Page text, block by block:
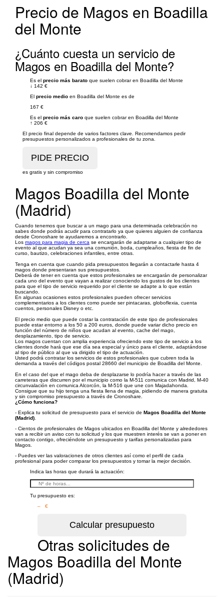
Precio de Magos en Boadilla
del Monte
¿Cuánto cuesta un servicio de
Magos en Boadilla del Monte?
Es el precio más barato que suelen cobrar en Boadilla del Monte
↓ 142 €
El precio medio en Boadilla del Monte es de
167 €
Es el precio más caro que suelen cobrar en Boadilla del Monte
↑ 206 €
El precio final depende de varios factores clave. Recomendamos pedir
presupuestos personalizados a profesionales de tu zona.
es gratis y sin compromiso
Magos Boadilla del Monte
(Madrid)
Cuando tenemos que buscar a un mago para una determinada celebración no
sabes donde podrás acudir para contratarlo ya que quieres alguien de confianza
desde Cronoshare te ayudaremos a encontrarlo.
Los magos para magia de cerca se encargarán de adaptarse a cualquier tipo de
evento al que acudan ya sea una comunión, boda, cumpleaños, fiesta de fin de
curso, bautizo, celebraciones infantiles, entre otras.
Tenga en cuenta que cuando pida presupuestos llegarán a contactarle hasta 4
magos donde presentaran sus presupuestos.
Deberá de tener en cuenta que estos profesionales se encargarán de personalizar
cada uno del evento que vayan a realizar conociendo los gustos de los clientes
para que el tipo de servicio requerido por el cliente se adapte a lo que están
buscando.
En algunas ocasiones estos profesionales pueden ofrecer servicios
complementarios a los clientes como puede ser pintacaras, globoflexia, cuenta
cuentos, personales Disney o etc.
El precio medio que puede costar la contratación de este tipo de profesionales
puede estar entorno a los 50 a 200 euros, donde puede variar dicho precio en
función del número de niños que acudan al evento, cache del mago,
desplazamiento, tipo de servicio.
Los magos cuentan con amplia experiencia ofreciendo este tipo de servicio a los
clientes donde hará que ese día sea especial y único para el cliente, adaptándose
al tipo de público al que va dirigido el tipo de actuación.
Usted podrá contratar los servicios de estos profesionales que cubren toda la
demanda a través del códigos postal 28660 del municipio de Boadilla del Monte.
En el caso del que el mago deba de desplazarse lo podría hacer a través de las
carreteras que discurren por el municipio como la M-511 comunica con Madrid, M-40
circunvalación en comunica Alcorcón, la M-516 que une con Majadahonda.
Consigue que su hijo tenga una fiesta llena de magia, pidiendo de manera gratuita
y sin compromiso presupuesto a través de Cronoshare.
¿Cómo funciona?
- Explica tu solicitud de presupuesto para el servicio de Magos Boadilla del Monte
(Madrid)
- Cientos de profesionales de Magos ubicados en Boadilla del Monte y alrededores
van a recibir un aviso con tu solicitud y los que muestren interés se van a poner en
contacto contigo, ofreciéndote un presupuesto y tarifas personalizadas para
Magos.
- Puedes ver las valoraciones de otros clientes así como el perfil de cada
profesional para poder comparar los presupuestos y tomar la mejor decisión.
Indica las horas que durará la actuación:
Tu presupuesto es:
– €
Otras solicitudes de
Magos Boadilla del Monte
(Madrid)